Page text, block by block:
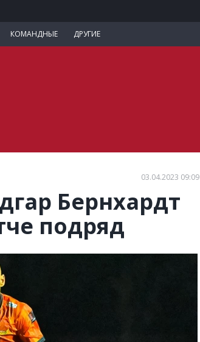
КОМАНДНЫЕ ДРУГИЕ
03.04.2023 09:09
Бернхардт
подряд